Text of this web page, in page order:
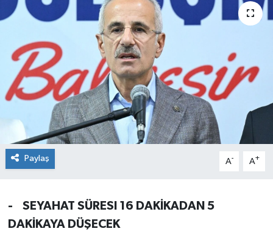
Paylaş A- A+
- SEYAHAT SÜRESI 16 DAKİKADAN 5
DAKİKAYA DÜŞECEK